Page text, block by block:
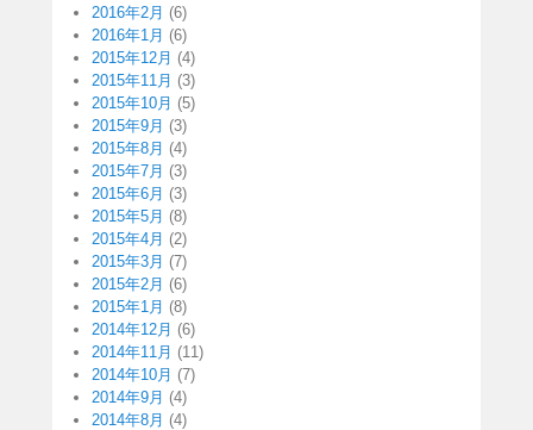
2016年2月 (6)
2016年1月 (6)
2015年12月 (4)
2015年11月 (3)
2015年10月 (5)
2015年9月 (3)
2015年8月 (4)
2015年7月 (3)
2015年6月 (3)
2015年5月 (8)
2015年4月 (2)
2015年3月 (7)
2015年2月 (6)
2015年1月 (8)
2014年12月 (6)
2014年11月 (11)
2014年10月 (7)
2014年9月 (4)
2014年8月 (4)